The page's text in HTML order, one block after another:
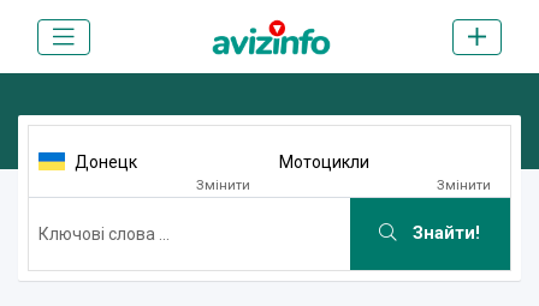
Донецк
Змінити
Мотоцикли
Змінити
Знайти!